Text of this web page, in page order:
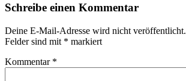
Schreibe einen Kommentar
Deine E-Mail-Adresse wird nicht veröffentlicht.
Felder sind mit * markiert
Kommentar *